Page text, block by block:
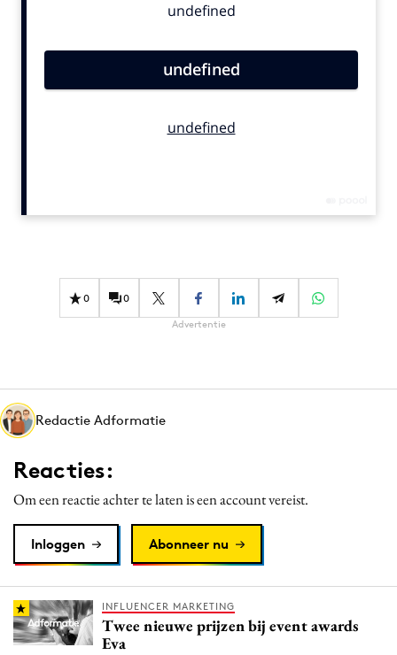
Contentmarketing
Effectiviteit
Gedragsverandering
Martech
Media
Merkstrategie
Programmatic
Purpose Marketing
Reputatie & crisis
0 0
Advertentie
Redactie Adformatie
Reacties:
Om een reactie achter te laten is een account vereist.
Inloggen Abonneer nu
INFLUENCER MARKETING
Twee nieuwe prijzen bij event awards
Eva